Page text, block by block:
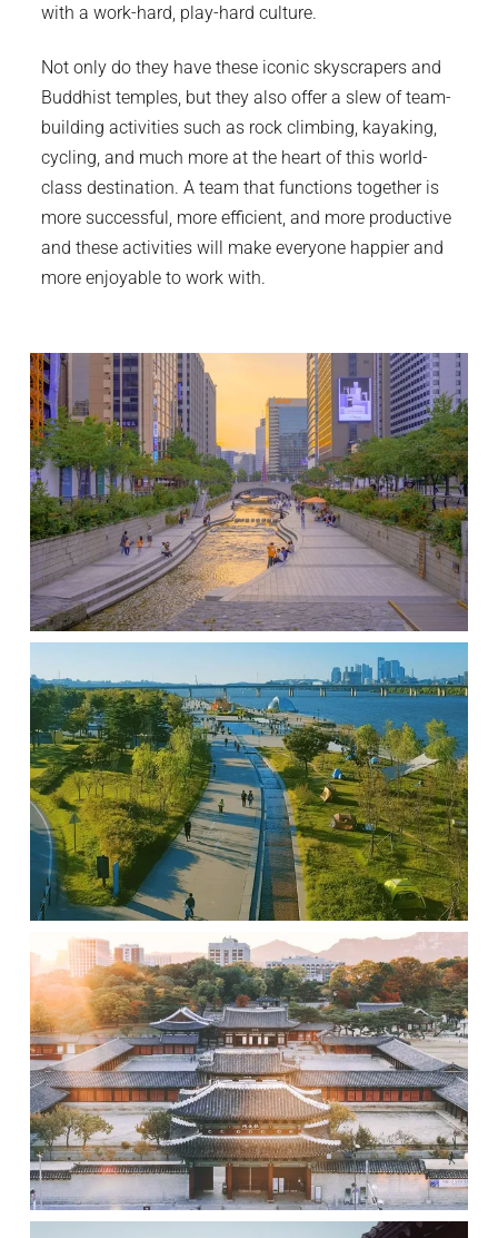
with a work-hard, play-hard culture.
Not only do they have these iconic skyscrapers and
Buddhist temples, but they also offer a slew of team-
building activities such as rock climbing, kayaking,
cycling, and much more at the heart of this world-
class destination. A team that functions together is
more successful, more efficient, and more productive
and these activities will make everyone happier and
more enjoyable to work with.